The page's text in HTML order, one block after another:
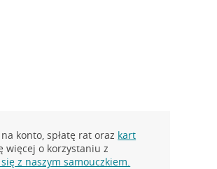
konto, spłatę rat oraz kart
więcej o korzystaniu z
z naszym samouczkiem.